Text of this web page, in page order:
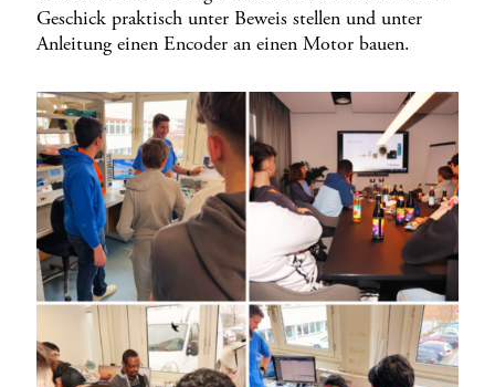
Geschick praktisch unter Beweis stellen und unter
Anleitung einen Encoder an einen Motor bauen.